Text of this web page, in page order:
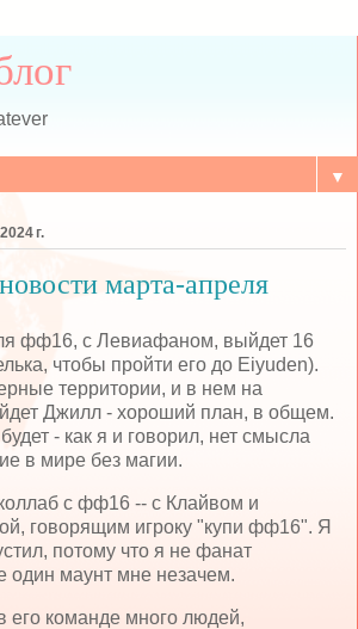
▼
г.
марта-апреля
фф16, с Левиафаном, выйдет 16
чтобы пройти его до Eiyuden).
территории, и в нем на
Джилл - хороший план, в общем.
- как я и говорил, нет смысла
в мире без магии.
с фф16 -- с Клайвом и
говорящим игроку "купи фф16". Я
потому что я не фанат
один маунт мне незачем.
его команде много людей,